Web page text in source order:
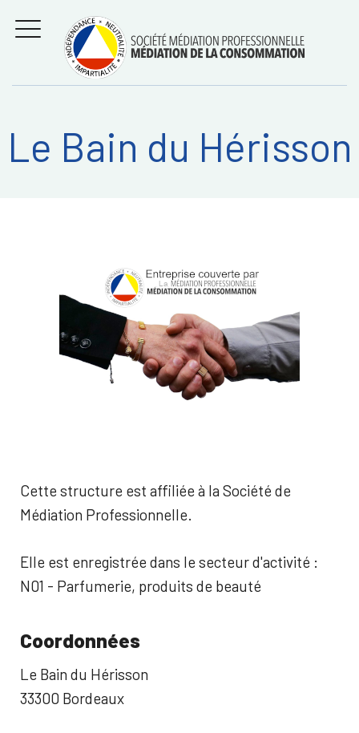
Régler les litiges
entre
consommateurs et
professionnels avec
la médiation de la
consommation
MENU
Recherche
Le Bain du Hérisson
Cette structure est affiliée à la Société de
Médiation Professionnelle.
Elle est enregistrée dans le secteur d'activité :
N01 - Parfumerie, produits de beauté
Coordonnées
Le Bain du Hérisson
33300 Bordeaux